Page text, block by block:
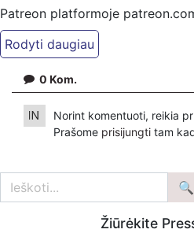
Patreon platformoje
Tiesiogiai pervedant per PayPal
IBAN Sąskaita - BE92 9741 1390
Bankas MONESE, SWIFT (BIC)
0 Kom.
Norint komentuoti, reikia
Prašome prisijungti tam
Žiūrėkite